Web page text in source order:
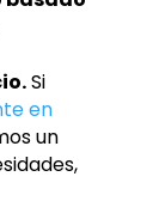
Si
en
un